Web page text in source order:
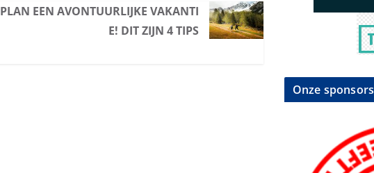
PLAN EEN AVONTUURLIJKE VAKANTI
E! DIT ZIJN 4 TIPS
Onze sponsors